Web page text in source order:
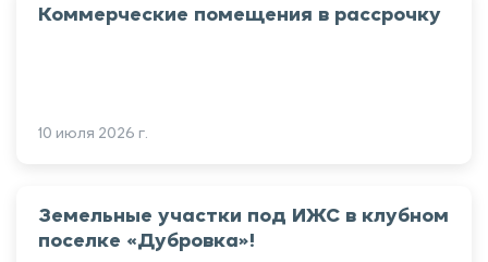
Коммерческие помещения в рассрочку
10 июля 2026 г.
Земельные участки под ИЖС в клубном
поселке «Дубровка»!